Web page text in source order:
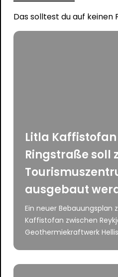
Das solltest du auf keinen
Litla
Ringstraße soll
ausgebaut
Ein neuer Bebauungsplan
Kaffistofan zwischen
Geothermiekraftwerk